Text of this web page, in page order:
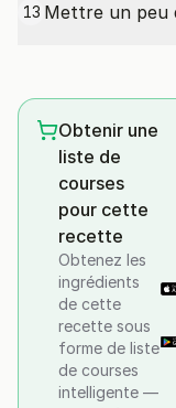
13 Mettre un peu
Obtenir une
liste de
courses
pour cette
recette
Obtenez les
ingrédients
de cette
recette sous
forme de liste
de courses
intelligente —